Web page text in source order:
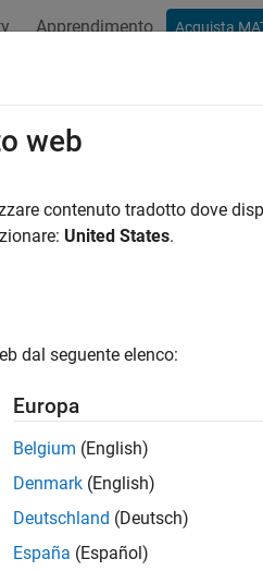
Apprendimento Acquista
per
web
contenuto tradotto dove
United States.
dal seguente elenco:
Europa
Belgium (English)
Denmark (English)
Deutschland (Deutsch)
España (Español)